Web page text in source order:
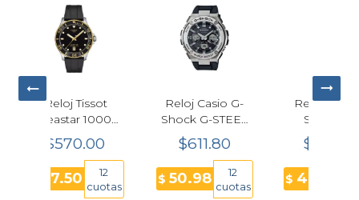
G-
Reloj Casio G-
Shock GA-
2100RRB-4A
$289.80
48.30
6
cuotas
Reloj Calvin
Klein CK
Multicolor
Hombre
53.09
6
cuotas